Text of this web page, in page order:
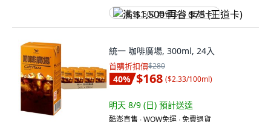
满 $1,500 再省 $75 (王道卡)
統一 咖啡廣場, 300ml, 24入
首購折扣價$280
40% $168 ($2.33/100ml)
明天 8/9 (日) 預計送達
酷澎直售 ∙ WOW免運 ∙ 免費退貨